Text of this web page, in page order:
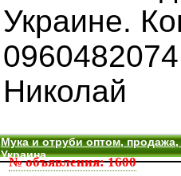
Украине.
Николай
№ объявления: 1600
Мука и отруби оптом,
Украина